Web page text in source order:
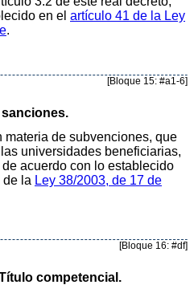
en el artículo 41 de la Ley
.
[Bloque 15: #a1-6]
materia de subvenciones, que
universidades beneficiarias,
acuerdo con lo establecido
de la Ley 38/2003, de 17 de
[Bloque 16: #df]
competencial.